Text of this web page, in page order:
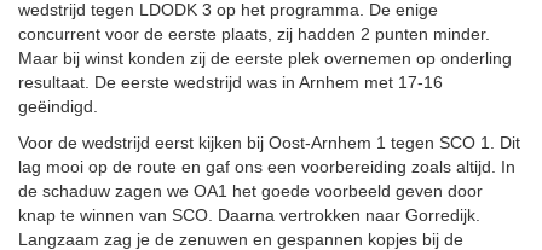
wedstrijd tegen LDODK 3 op het programma. De enige
concurrent voor de eerste plaats, zij hadden 2 punten minder.
Maar bij winst konden zij de eerste plek overnemen op onderling
resultaat. De eerste wedstrijd was in Arnhem met 17-16
geëindigd.
Voor de wedstrijd eerst kijken bij Oost-Arnhem 1 tegen SCO 1. Dit
lag mooi op de route en gaf ons een voorbereiding zoals altijd. In
de schaduw zagen we OA1 het goede voorbeeld geven door
knap te winnen van SCO. Daarna vertrokken naar Gorredijk.
Langzaam zag je de zenuwen en gespannen kopjes bij de